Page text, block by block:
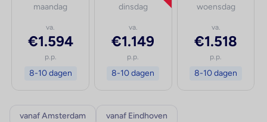
maandag
va.
€1.594
p.p.
8-10 dagen
dinsdag
va.
€1.149
p.p.
8-10 dagen
woensdag
va.
€1.518
p.p.
8-10 dagen
vanaf Amsterdam vanaf Eindhoven